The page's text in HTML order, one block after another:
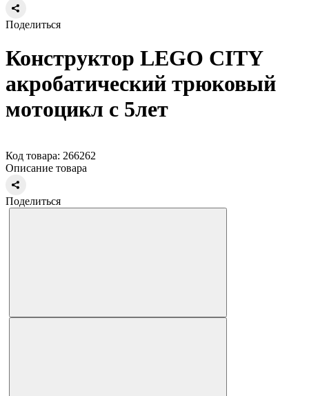
Поделиться
Конструктор LEGO CITY
акробатический трюковый
мотоцикл с 5лет
Код товара: 266262
Описание товара
Поделиться